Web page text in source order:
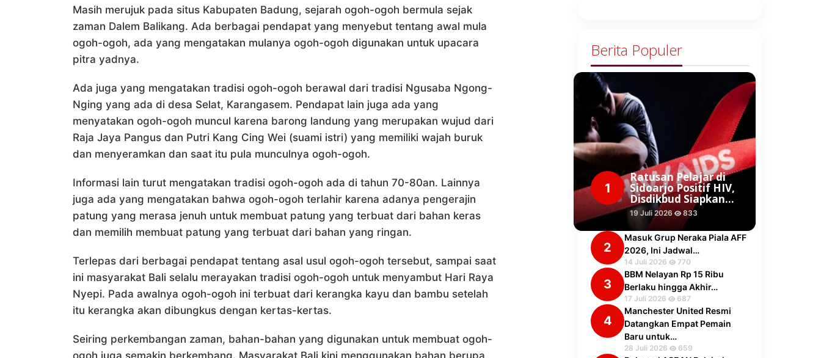
Masih merujuk pada situs Kabupaten Badung, sejarah ogoh-ogoh bermula sejak
zaman Dalem Balikang. Ada berbagai pendapat yang menyebut tentang awal mula
ogoh-ogoh, ada yang mengatakan mulanya ogoh-ogoh digunakan untuk upacara
pitra yadnya.
Ada juga yang mengatakan tradisi ogoh-ogoh berawal dari tradisi Ngusaba Ngong-
Nging yang ada di desa Selat, Karangasem. Pendapat lain juga ada yang
menyatakan ogoh-ogoh muncul karena barong landung yang merupakan wujud dari
Raja Jaya Pangus dan Putri Kang Cing Wei (suami istri) yang memiliki wajah buruk
dan menyeramkan dan saat itu pula munculnya ogoh-ogoh.
Informasi lain turut mengatakan tradisi ogoh-ogoh ada di tahun 70-80an. Lainnya
juga ada yang mengatakan bahwa ogoh-ogoh terlahir karena adanya pengerajin
patung yang merasa jenuh untuk membuat patung yang terbuat dari bahan keras
dan memilih membuat patung yang terbuat dari bahan yang ringan.
Terlepas dari berbagai pendapat tentang asal usul ogoh-ogoh tersebut, sampai saat
ini masyarakat Bali selalu merayakan tradisi ogoh-ogoh untuk menyambut Hari Raya
Nyepi. Pada awalnya ogoh-ogoh ini terbuat dari kerangka kayu dan bambu setelah
itu kerangka akan dibungkus dengan kertas-kertas.
Seiring perkembangan zaman, bahan-bahan yang digunakan untuk membuat ogoh-
ogoh juga semakin berkembang. Masyarakat Bali kini menggunakan bahan berupa
Berita Populer
1
Ratusan Pelajar di
Sidoarjo Positif HIV,
Disdikbud Siapkan…
19 Juli 2026 833
2
Masuk Grup Neraka Piala AFF
2026, Ini Jadwal…
14 Juli 2026 770
3
BBM Nelayan Rp 15 Ribu
Berlaku hingga Akhir…
17 Juli 2026 687
4
Manchester United Resmi
Datangkan Empat Pemain
Baru untuk…
28 Juli 2026 659